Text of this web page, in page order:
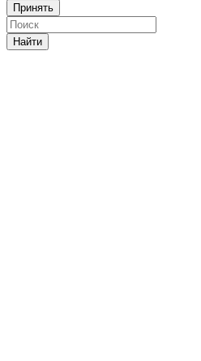
Принять
Найти